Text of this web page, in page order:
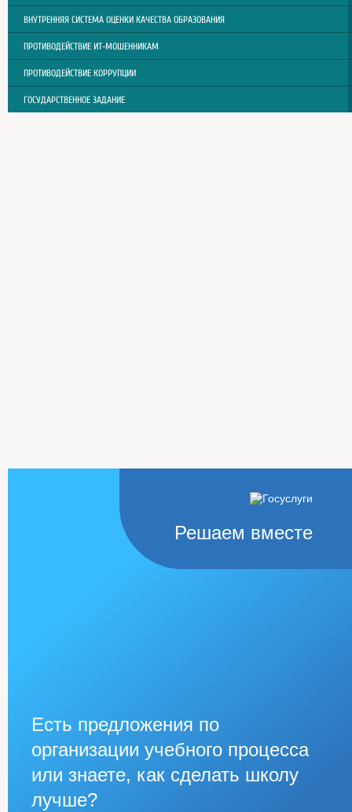
ВНУТРЕННЯЯ СИСТЕМА ОЦЕНКИ КАЧЕСТВА ОБРАЗОВАНИЯ
ПРОТИВОДЕЙСТВИЕ ИТ-МОШЕННИКАМ
ПРОТИВОДЕЙСТВИЕ КОРРУПЦИИ
ГОСУДАРСТВЕННОЕ ЗАДАНИЕ
Решаем вместе
Есть предложения по
организации учебного процесса
или знаете, как сделать школу
лучше?